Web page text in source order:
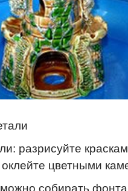
разрисуйте
оклейте цветными
можно собирать